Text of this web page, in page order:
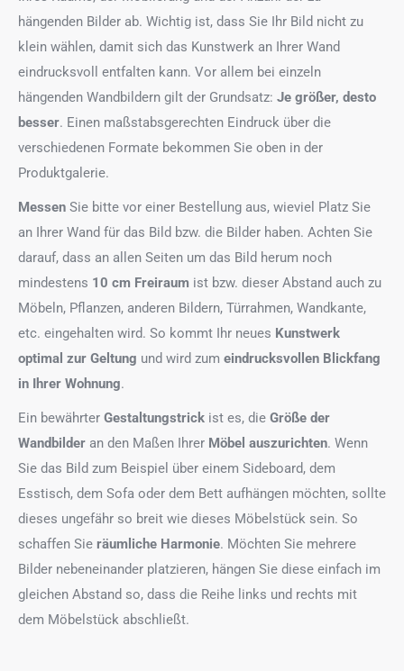
hängenden Bilder ab. Wichtig ist, dass Sie Ihr Bild nicht zu
klein wählen, damit sich das Kunstwerk an Ihrer Wand
eindrucksvoll entfalten kann. Vor allem bei einzeln
hängenden Wandbildern gilt der Grundsatz: Je größer, desto
besser. Einen maßstabsgerechten Eindruck über die
verschiedenen Formate bekommen Sie oben in der
Produktgalerie.
Messen Sie bitte vor einer Bestellung aus, wieviel Platz Sie
an Ihrer Wand für das Bild bzw. die Bilder haben. Achten Sie
darauf, dass an allen Seiten um das Bild herum noch
mindestens 10 cm Freiraum ist bzw. dieser Abstand auch zu
Möbeln, Pflanzen, anderen Bildern, Türrahmen, Wandkante,
etc. eingehalten wird. So kommt Ihr neues Kunstwerk
optimal zur Geltung und wird zum eindrucksvollen Blickfang
in Ihrer Wohnung.
Ein bewährter Gestaltungstrick ist es, die Größe der
Wandbilder an den Maßen Ihrer Möbel auszurichten. Wenn
Sie das Bild zum Beispiel über einem Sideboard, dem
Esstisch, dem Sofa oder dem Bett aufhängen möchten, sollte
dieses ungefähr so breit wie dieses Möbelstück sein. So
schaffen Sie räumliche Harmonie. Möchten Sie mehrere
Bilder nebeneinander platzieren, hängen Sie diese einfach im
gleichen Abstand so, dass die Reihe links und rechts mit
dem Möbelstück abschließt.